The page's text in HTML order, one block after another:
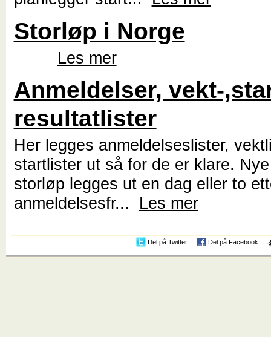
Storløp i Norge
Les mer
Anmeldelser, vekt-
resultatlister
Her legges anmeldelseslister,
startlister ut så for de er klare.
storløp legges ut en dag eller to
anmeldelsesfr... Les mer
Del på Twitter Del på Facebook